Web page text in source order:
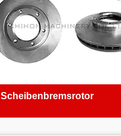
Scheibenbremsrotor